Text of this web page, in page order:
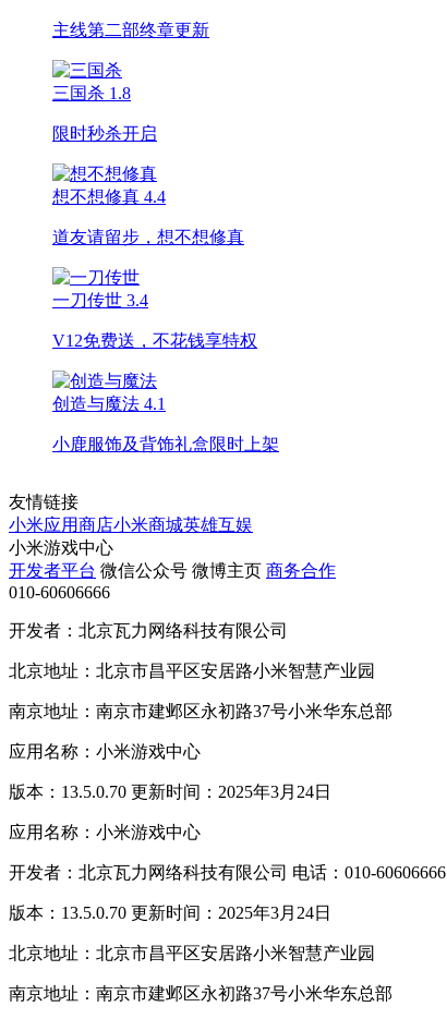
主线第二部终章更新
三国杀 1.8
限时秒杀开启
想不想修真 4.4
道友请留步，想不想修真
一刀传世 3.4
V12免费送，不花钱享特权
创造与魔法 4.1
小鹿服饰及背饰礼盒限时上架
友情链接
小米应用商店小米商城英雄互娱
小米游戏中心
开发者平台 微信公众号 微博主页 商务合作
010-60606666
开发者：北京瓦力网络科技有限公司
北京地址：北京市昌平区安居路小米智慧产业园
南京地址：南京市建邺区永初路37号小米华东总部
应用名称：小米游戏中心
版本：13.5.0.70 更新时间：2025年3月24日
应用名称：小米游戏中心
开发者：北京瓦力网络科技有限公司 电话：010-60606666
版本：13.5.0.70 更新时间：2025年3月24日
北京地址：北京市昌平区安居路小米智慧产业园
南京地址：南京市建邺区永初路37号小米华东总部